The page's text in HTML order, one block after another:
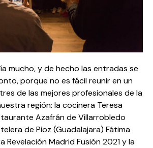
mucho, y de hecho las entradas se
porque no es fácil reunir en un
de las mejores profesionales de la
región: la cocinera Teresa
Azafrán de Villarrobledo
de Pioz (Guadalajara) Fátima
Revelación Madrid Fusión 2021 y la